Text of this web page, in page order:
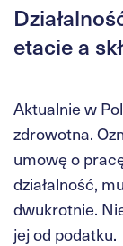
etacie a
Aktualnie w
zdrowotna.
umowę o
działalność,
dwukrotnie.
jej od podatku.